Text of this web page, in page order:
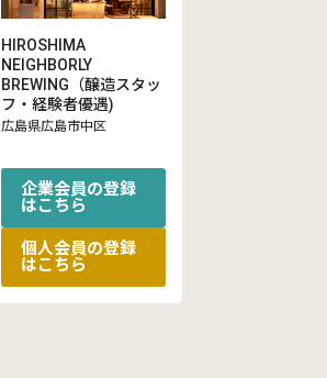
HIROSHIMA
NEIGHBORLY
BREWING（醸造スタッ
フ・経験者優遇)
広島県広島市中区
企業会員の登録
はこちら
個人会員の登録
はこちら